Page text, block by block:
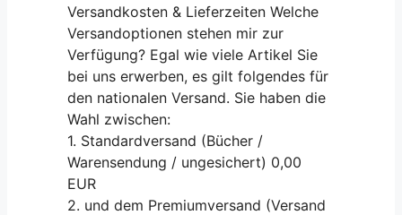
Versandkosten & Lieferzeiten Welche
Versandoptionen stehen mir zur
Verfügung? Egal wie viele Artikel Sie
bei uns erwerben, es gilt folgendes für
den nationalen Versand. Sie haben die
Wahl zwischen:
1. Standardversand (Bücher /
Warensendung / ungesichert) 0,00
EUR
2. und dem Premiumversand (Versand